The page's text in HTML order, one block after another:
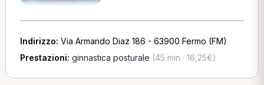
Indirizzo: Via Armando Diaz 186 - 63900 Fermo (FM)
Prestazioni: ginnastica posturale (45 min · 16,25€)